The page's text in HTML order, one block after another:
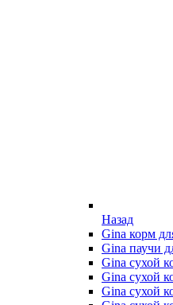
Назад
Gina корм
Gina паучи
Gina сухой
Gina сухой
Gina сухой